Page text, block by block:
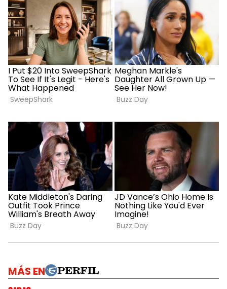
MÁS EN